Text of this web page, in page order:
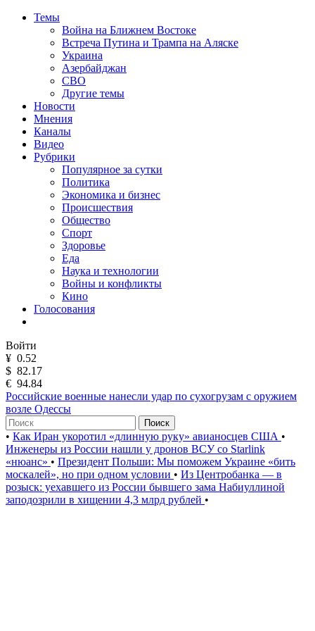
Темы
Война на Ближнем Востоке
Встреча Путина и Трампа на Аляске
Украина
Азербайджан
СВО
Другие темы
Новости
Мнения
Каналы
Видео
Рубрики
Популярное за сутки
Политика
Экономика и бизнес
Происшествия
Общество
Спорт
Здоровье
Еда
Наука и технологии
Войны и конфликты
Кино
Голосования
Войти
¥ 0.52
$ 82.17
€ 94.84
Российские военные нанесли удар по сухогрузам с оружием
возле Одессы
Поиск
• Как Иран укоротил «длинную руку» авианосцев США •
Инженеры из России нашли у дронов ВСУ со Starlink
«нюанс» • Президент Польши: Мы поможем Украине «бить
москалей», но при одном условии • Из Центробанка — в
розыск: уехавшего из России бывшего зама Набиуллиной
заподозрили в хищении 4,3 млрд рублей •